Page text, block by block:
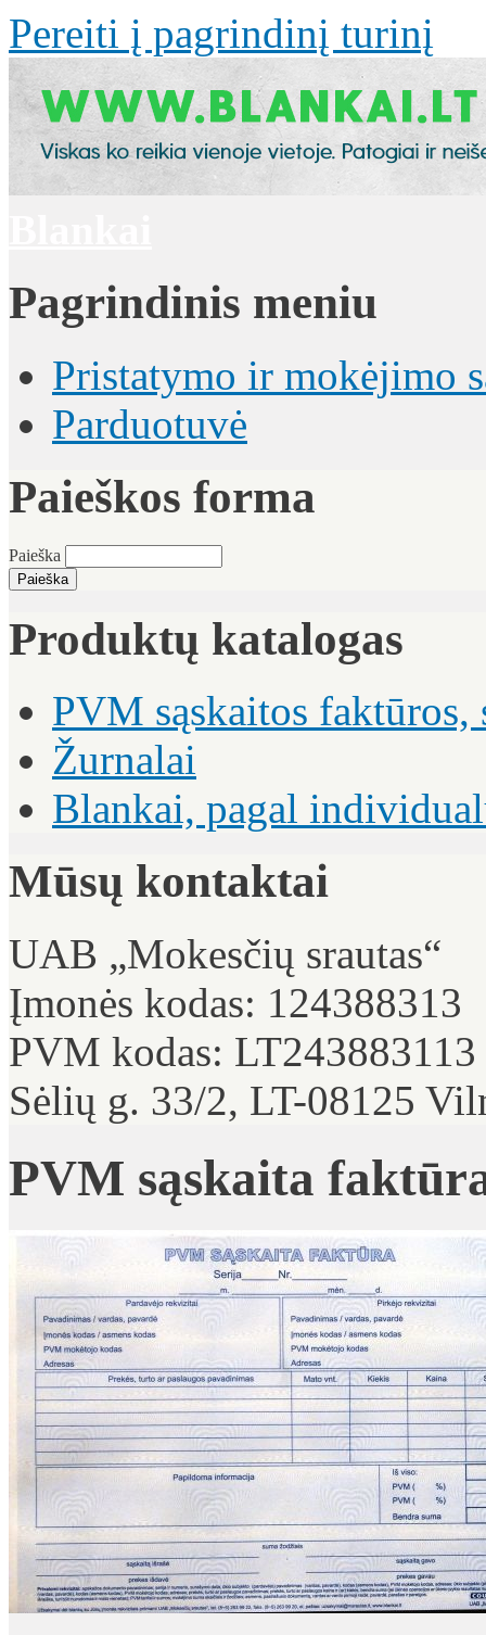
Pereiti į pagrindinį turinį
Pagrindinis meniu
Pristatymo ir mokėjimo
Parduotuvė
Paieškos forma
Paieška
Produktų katalogas
PVM sąskaitos faktūros,
Žurnalai
Blankai, pagal
Mūsų kontaktai
UAB „Mokesčių srautas“
Įmonės kodas: 124388313
PVM kodas: LT243883113
Sėlių g. 33/2, LT-08125
PVM sąskaita